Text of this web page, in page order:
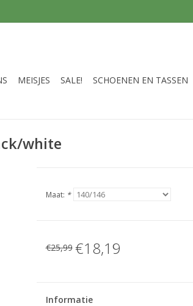
MEISJES SALE! SCHOENEN EN TASSEN
white
Maat: *
€25,99 €18,19
Informatie